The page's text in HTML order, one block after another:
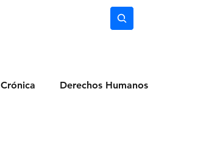
Crónica Derechos Humanos